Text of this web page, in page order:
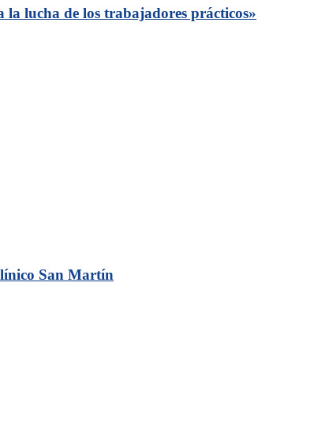
lucha de los trabajadores prácticos»
San Martín